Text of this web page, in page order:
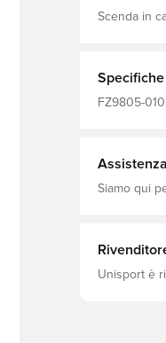
Scenda in
traspirante
corpo,
Specifiche
FZ9805-
Siamo qui
Unisport è